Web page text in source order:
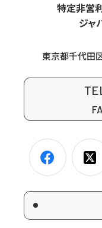
特定非営
ジャ
東京都千代田